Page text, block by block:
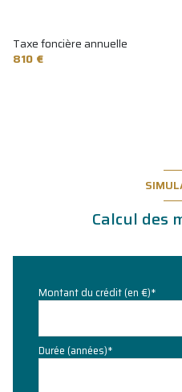
Taxe foncière annuelle
810 €
Calcul des
Montant du crédit (en €)*
Durée (années)*